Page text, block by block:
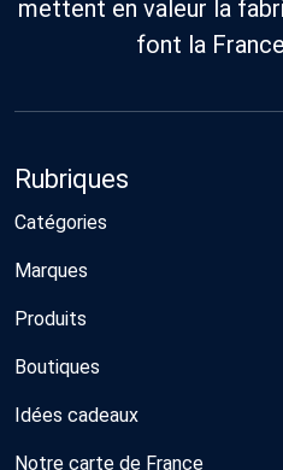
mettent en valeur la
font la
Rubriques
Catégories
Marques
Produits
Boutiques
Idées cadeaux
Notre carte de France